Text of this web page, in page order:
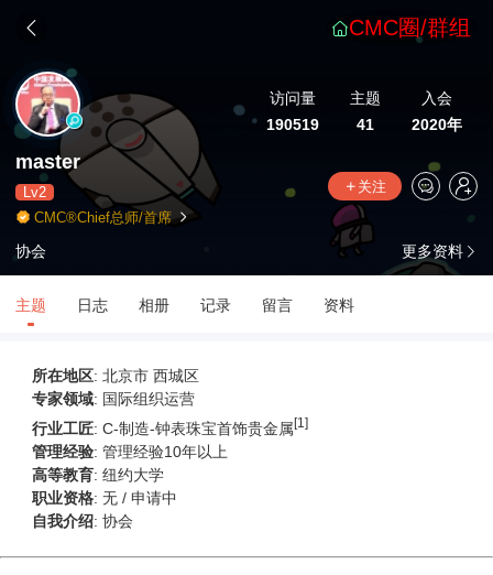
CMC圈/群组
访问量
190519
主题
41
入会
2020年
master
Lv2
关注
CMC®Chief总师/首席
协会 更多资料
主题 日志 相册 记录 留言 资料
所在地区: 北京市 西城区
专家领域: 国际组织运营
行业工匠: C-制造-钟表珠宝首饰贵金属 [1]
管理经验: 管理经验10年以上
高等教育: 纽约大学
职业资格: 无 / 申请中
自我介绍: 协会